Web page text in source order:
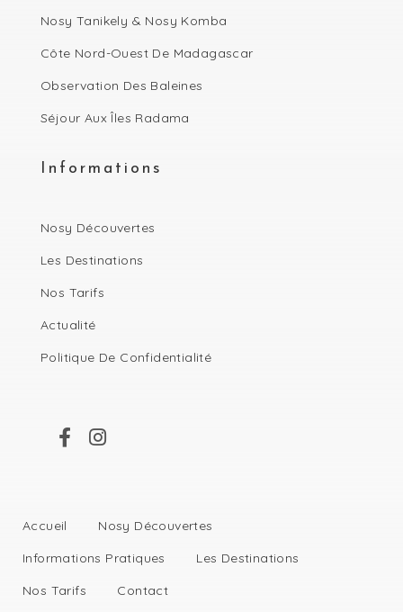
Nosy Tanikely & Nosy Komba
Côte Nord-Ouest De Madagascar
Observation Des Baleines
Séjour Aux Îles Radama
Informations
Nosy Découvertes
Les Destinations
Nos Tarifs
Actualité
Politique De Confidentialité
Accueil
Nosy Découvertes
Informations Pratiques
Les Destinations
Nos Tarifs
Contact